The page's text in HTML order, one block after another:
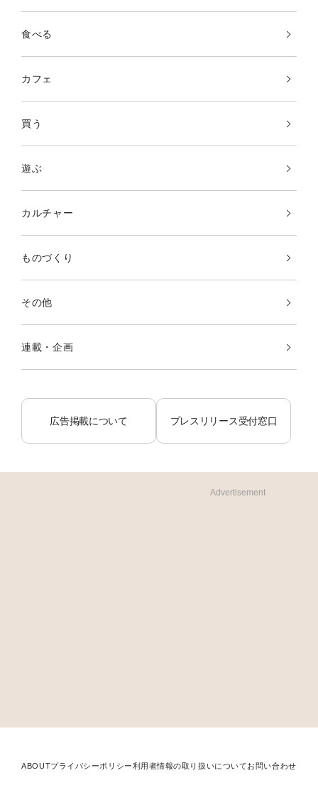
食べる
カフェ
買う
遊ぶ
カルチャー
ものづくり
その他
連載・企画
広告掲載について プレスリリース受付窓口
Advertisement
ABOUTプライバシーポリシー利用者情報の取り扱いについてお問い合わせ